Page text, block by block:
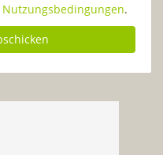
Nutzungsbedingungen.